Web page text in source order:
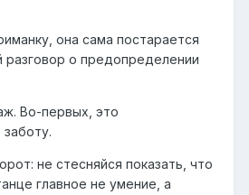
она сама постарается
о предопределении
Во-первых, это
не стесняйся показать, что
главное не умение, а